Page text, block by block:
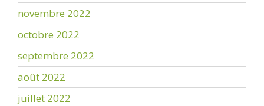
novembre 2022
octobre 2022
septembre 2022
août 2022
juillet 2022